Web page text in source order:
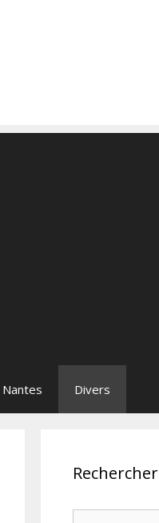
Nantes Divers
Rechercher